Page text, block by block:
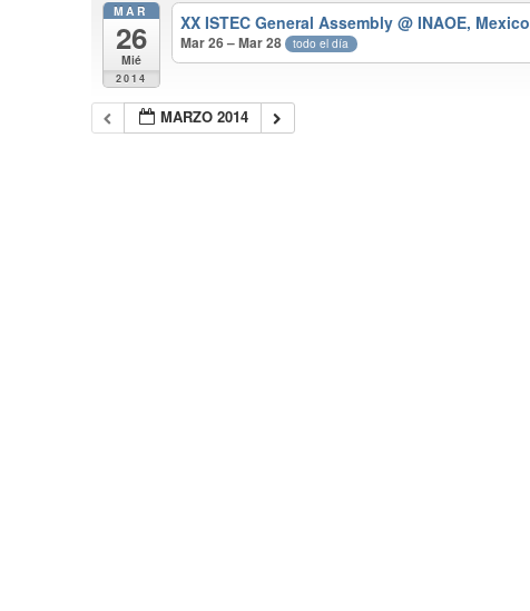
MAR
26
Mié
2014
XX ISTEC General Assembly@ INAOE, Mexico
Mar 26 – Mar 28 todo el día
MARZO 2014